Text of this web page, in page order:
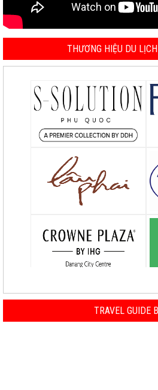
THƯƠNG HIỆU DU
TRAVEL GUIDE